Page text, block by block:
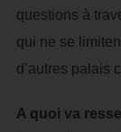
questions à
qui ne se
d’autres palais
A quoi va